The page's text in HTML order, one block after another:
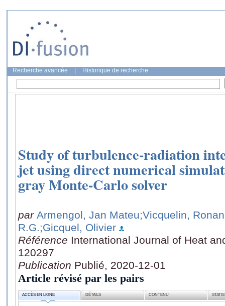
Recherche avancée Historique de recherche
Study of turbulence-radiation
jet using direct numerical
gray Monte-Carlo solver
par Armengol, Jan Mateu;Vicquelin, Ronan
R.G.;Gicquel, Olivier
Référence International Journal of Heat
120297
Publication Publié, 2020-12-01
Article révisé par les pairs
ACCÈS EN LIGNE DÉTAILS CONTENU